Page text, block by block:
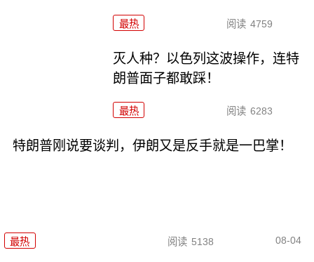
最热 阅读 4759
灭人种？以色列这波操作，连特
朗普面子都敢踩！
最热 阅读 6283
特朗普刚说要谈判，伊朗又是反手就是一巴掌！
最热 阅读 5138 08-04